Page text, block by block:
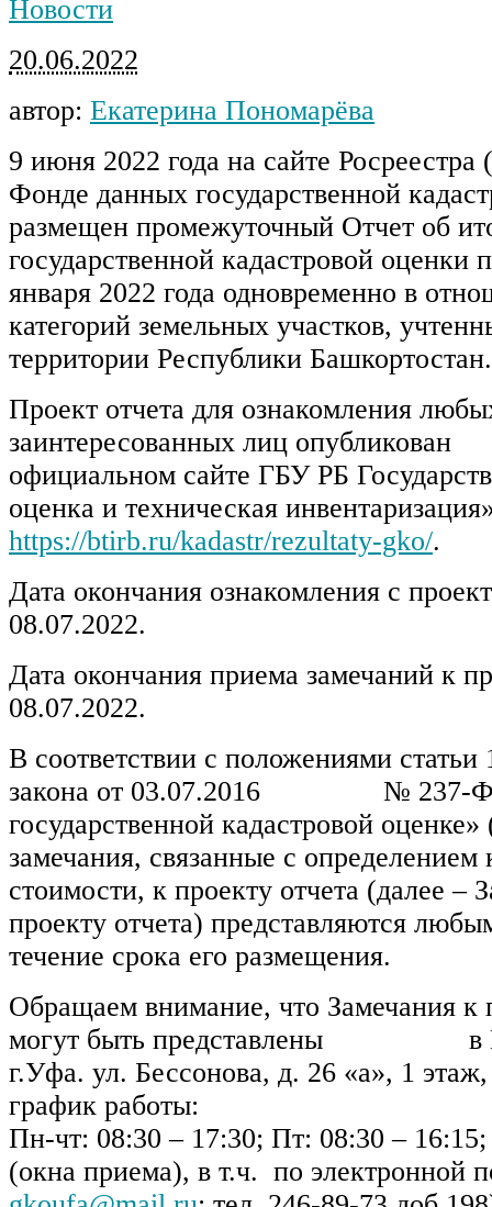
Новости
20.06.2022
автор: Екатерина Пономарёва
9 июня 2022 года на сайте Росреестра
Фонде данных государственной
размещен промежуточный Отчет об
государственной кадастровой оценки
января 2022 года одновременно в
категорий земельных участков,
территории Республики Башкортостан.
Проект отчета для ознакомления
заинтересованных лиц
официальном сайте ГБУ РБ
оценка и техническая
https://btirb.ru/kadastr/rezultaty-gko/.
Дата окончания ознакомления с
08.07.2022.
Дата окончания приема замечаний к
08.07.2022.
В соответствии с положениями статьи
закона от 03.07.2016 № 237-
государственной кадастровой
замечания, связанные с определением
стоимости, к проекту отчета (далее –
проекту отчета) представляются
течение срока его размещения.
Обращаем внимание, что Замечания к
могут быть представлены в
г.Уфа. ул. Бессонова, д. 26 «а», 1
график работы:
Пн-чт: 08:30 – 17:30; Пт: 08:30 –
(окна приема), в т.ч. по электронной